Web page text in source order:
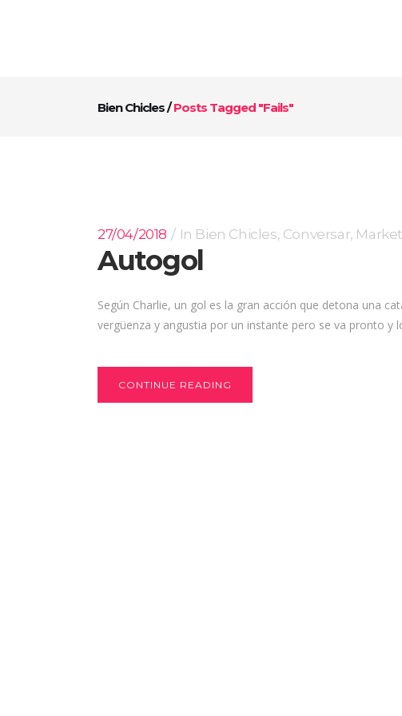
Bien Chicles/Posts Tagged "fails"
27/04/2018 In Bien Chicles, Conversar,
Autogol
Según Charlie, un gol es la gran acción que detona una
vergüenza y angustia por un instante pero se va pronto y
CONTINUE READING